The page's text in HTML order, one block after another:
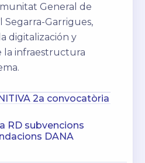
General de
Segarra-Garrigues,
digitalización y
la infraestructura
2a convocatòria
RD subvencions
DANA